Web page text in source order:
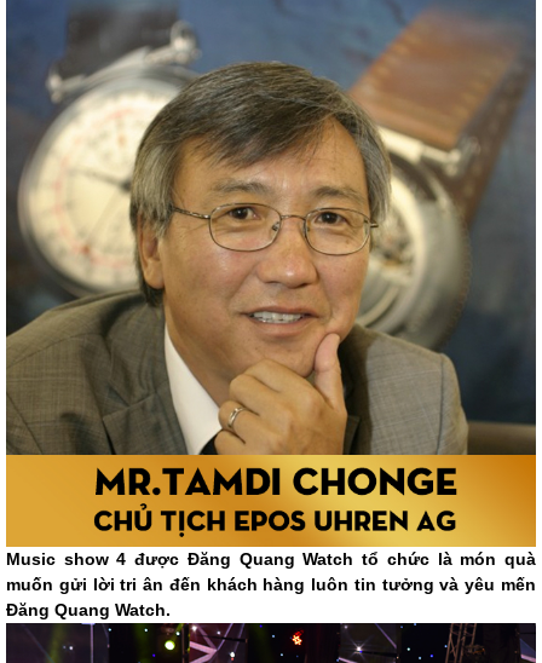
Music show 4 được Đăng Quang Watch tổ chức là món quà
muốn gửi lời tri ân đến khách hàng luôn tin tưởng và yêu mến
Đăng Quang Watch.